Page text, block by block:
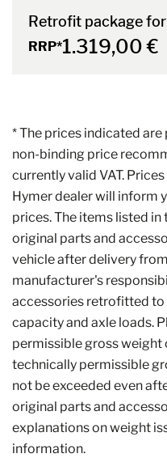
Retrofit package
RRP*1.319,00 €
* The prices indicated
non-binding price
currently valid VAT.
Hymer dealer will inform
prices. The items listed
original parts and
vehicle after delivery
manufacturer's
accessories retrofitted
capacity and axle loads.
permissible gross weight
technically permissible
not be exceeded even
original parts and
explanations on weight
information.